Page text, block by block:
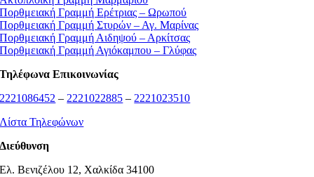
Πορθμειακή Γραμμή Ερέτριας – Ωρωπού
Πορθμειακή Γραμμή Στυρών – Αγ. Μαρίνας
Πορθμειακή Γραμμή Αιδηψού – Αρκίτσας
Πορθμειακή Γραμμή Αγιόκαμπου – Γλύφας
Τηλέφωνα Επικοινωνίας
2221086452 – 2221022885 – 2221023510
Λίστα Τηλεφώνων
Διεύθυνση
Ελ. Βενιζέλου 12, Χαλκίδα 34100